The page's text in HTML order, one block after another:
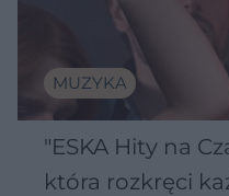
MUZYKA
"ESKA Hity na
która rozkręci